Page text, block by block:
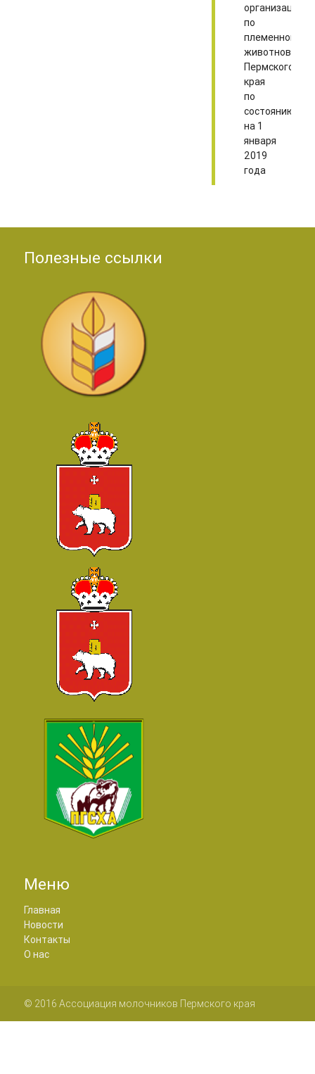
организаций
по
племенному
Пермского
края
по
состоянию
на 1
января
2019
года
Полезные ссылки
Меню
Главная
Новости
Контакты
О нас
© 2016 Ассоциация молочников Пермского края